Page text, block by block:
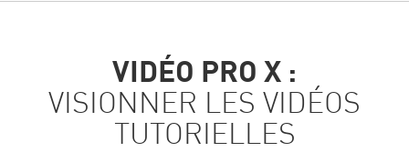
VIDÉO PRO X :
VISIONNER LES VIDÉOS
TUTORIELLES